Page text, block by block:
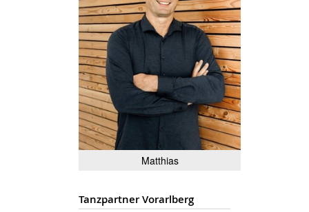
Matthias
Tanzpartner Vorarlberg